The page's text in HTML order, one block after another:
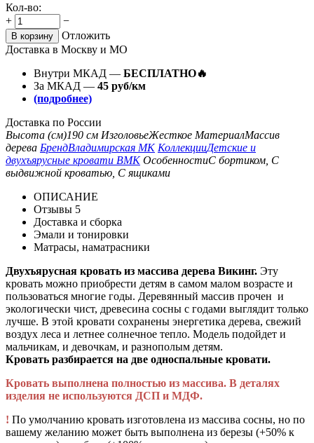
Кол-во:
+
−
В корзину
Отложить
Доставка в Москву и МО
Внутри МКАД — БЕСПЛАТНО🔥
За МКАД — 45 руб/км
(подробнее)
Доставка по России
Высота (см)190 см ИзголовьеЖесткое МатериалМассив
дерева БрендВладимирская МК КоллекцииДетские и
двухъярусные кровати ВМК ОсобенностиС бортиком, С
выдвижной кроватью, С ящиками
ОПИСАНИЕ
Отзывы 5
Доставка и сборка
Эмали и тонировки
Матрасы, наматрасники
Двухъярусная кровать из массива дерева Викинг. Эту
кровать можно приобрести детям в самом малом возрасте и
пользоваться многие годы. Деревянный массив прочен и
экологически чист, древесина сосны с годами выглядит только
лучше. В этой кровати сохранены энергетика дерева, свежий
воздух леса и летнее солнечное тепло. Модель подойдет и
мальчикам, и девочкам, и разнополым детям.
Кровать разбирается на две односпальные кровати.
Кровать выполнена полностью из массива. В деталях
изделия не используются ДСП и МДФ.
! По умолчанию кровать изготовлена из массива сосны, но по
вашему желанию может быть выполнена из березы (+50% к